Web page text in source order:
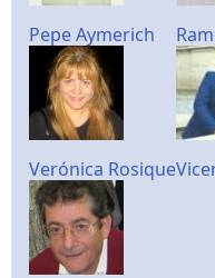
Pepe Aymerich
Verónica Rosique